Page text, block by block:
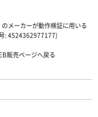
メーカーが動作検証に用いる
: 4524362977177)
販売ページへ戻る